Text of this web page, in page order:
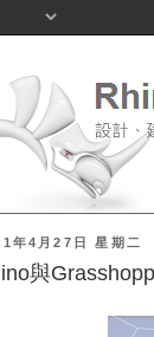
年4月27日 星期二
與